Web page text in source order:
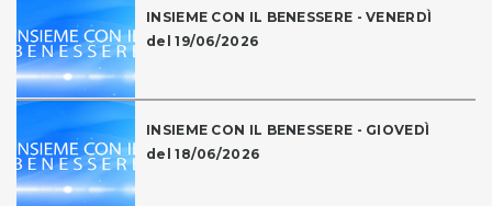
INSIEME CON IL BENESSERE - VENERDÌ
del 19/06/2026
INSIEME CON IL BENESSERE - GIOVEDÌ
del 18/06/2026